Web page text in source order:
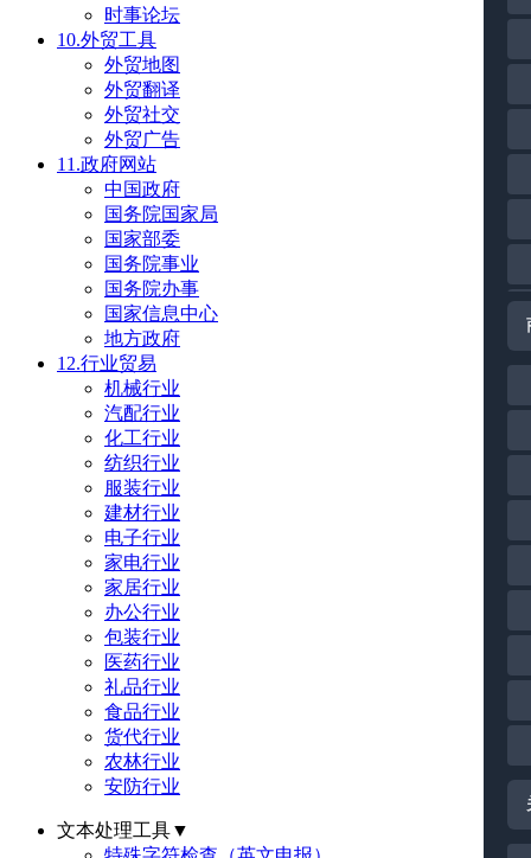
时事论坛
10.外贸工具
外贸地图
外贸翻译
外贸社交
外贸广告
11.政府网站
中国政府
国务院国家局
国家部委
国务院事业
国务院办事
国家信息中心
地方政府
12.行业贸易
机械行业
汽配行业
化工行业
纺织行业
服装行业
建材行业
电子行业
家电行业
家居行业
办公行业
包装行业
医药行业
礼品行业
食品行业
货代行业
农林行业
安防行业
文本处理工具▼